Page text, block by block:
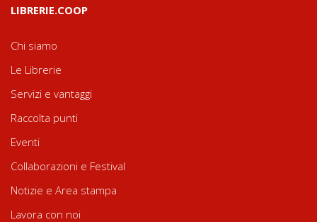
LIBRERIE.COOP
Chi siamo
Le Librerie
Servizi e vantaggi
Raccolta punti
Eventi
Collaborazioni e Festival
Notizie e Area stampa
Lavora con noi